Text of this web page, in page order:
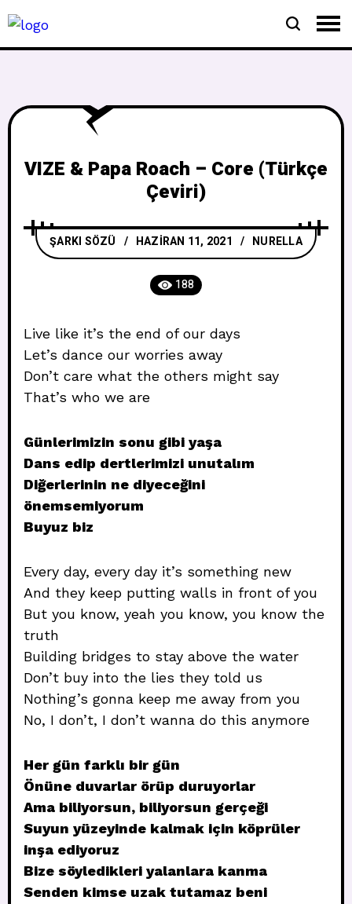
VIZE & Papa Roach – Core (Türkçe
Çeviri)
ŞARKI SÖZÜ HAZIRAN 11, 2021 NURELLA
188
Live like it’s the end of our days
Let’s dance our worries away
Don’t care what the others might say
That’s who we are
Günlerimizin sonu gibi yaşa
Dans edip dertlerimizi unutalım
Diğerlerinin ne diyeceğini
önemsemiyorum
Buyuz biz
Every day, every day it’s something new
And they keep putting walls in front of you
But you know, yeah you know, you know the
truth
Building bridges to stay above the water
Don’t buy into the lies they told us
Nothing’s gonna keep me away from you
No, I don’t, I don’t wanna do this anymore
Her gün farklı bir gün
Önüne duvarlar örüp duruyorlar
Ama biliyorsun, biliyorsun gerçeği
Suyun yüzeyinde kalmak için köprüler
inşa ediyoruz
Bize söyledikleri yalanlara kanma
Senden kimse uzak tutamaz beni